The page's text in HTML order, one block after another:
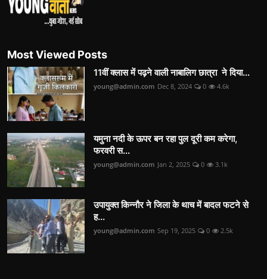
Most Viewed Posts
11वीं क्लास में पढ़ने वाली नाबालिग छात्रा ने दिया...
young@admin.com Dec 8, 2024 0 4.6k
यमुना नदी के ऊपर बन रहा पुल दूरी कम करेगा,
फरवरी स...
young@admin.com Jan 2, 2025 0 3.1k
उपायुक्त किन्नौर ने जिला के थाच में बादल फटने से
ह...
young@admin.com Sep 19, 2025 0 2.5k